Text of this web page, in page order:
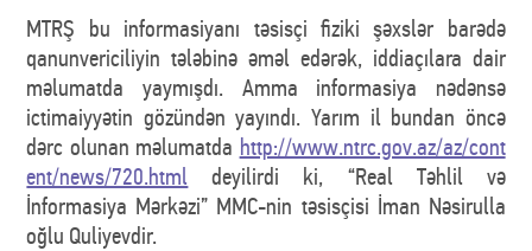
MTRŞ bu informasiyanı təsisçi fiziki şəxslər barədə
qanunvericiliyin tələbinə əməl edərək, iddiaçılara dair
məlumatda yaymışdı. Amma informasiya nədənsə
ictimaiyyətin gözündən yayındı. Yarım il bundan öncə
dərc olunan məlumatda http://www.ntrc.gov.az/az/cont
ent/news/720.html deyilirdi ki, “Real Təhlil və
İnformasiya Mərkəzi” MMC-nin təsisçisi İman Nəsirulla
oğlu Quliyevdir.